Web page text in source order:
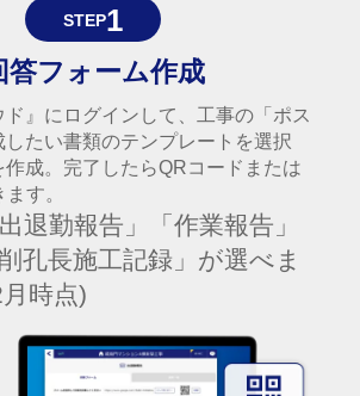
STEP1
答フォーム作成
ド』にログインして、工事の「ポス
したい書類のテンプレートを選択
作成。完了したらQRコードまたは
す。
退勤報告」「作業報告」
孔長施工記録」が選べま
時点)